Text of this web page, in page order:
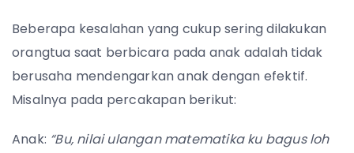
Beberapa kesalahan yang cukup sering dilakukan
orangtua saat berbicara pada anak adalah tidak
berusaha mendengarkan anak dengan efektif.
Misalnya pada percakapan berikut:
Anak: “Bu, nilai ulangan matematika ku bagus loh